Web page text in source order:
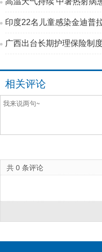
印度22名儿童感染金迪普
广西出台长期护理保险制
相关评论
共 0 条评论